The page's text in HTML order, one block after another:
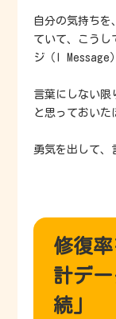
自分の気持ちを
ていて、こうし
ジ（I Message
言葉にしない限
と思っておいた
勇気を出して、
修復
計デ
続」